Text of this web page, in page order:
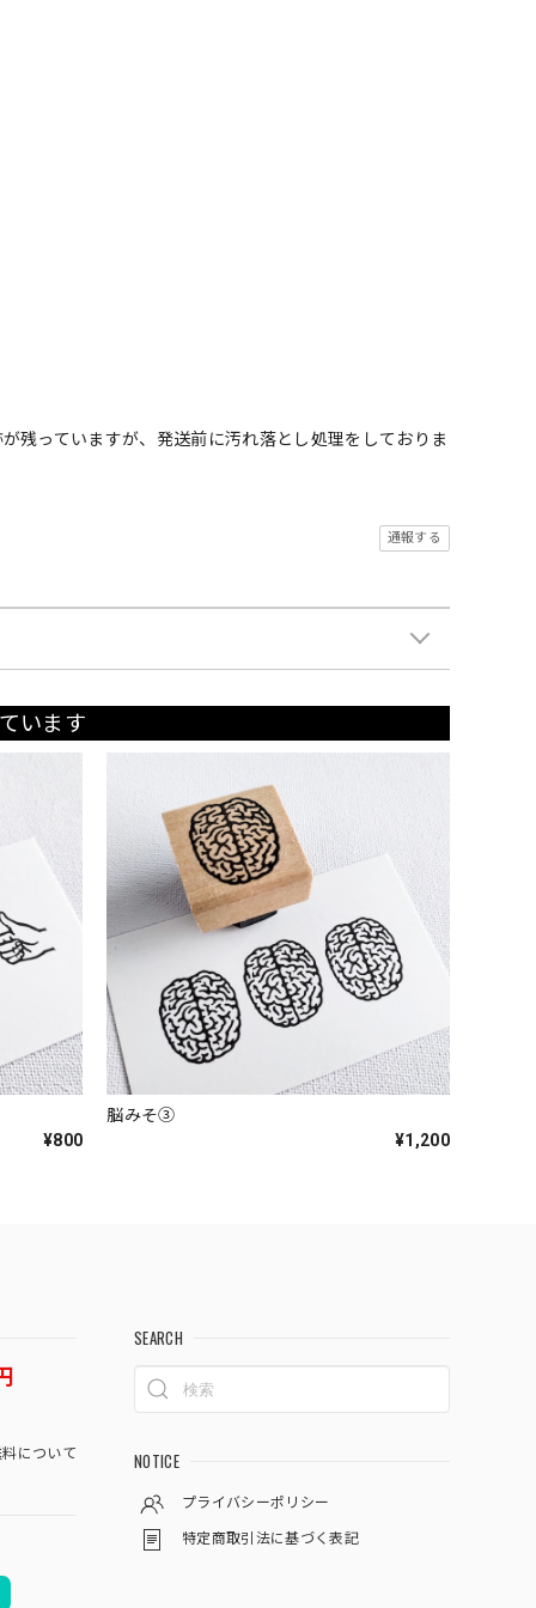
残っていますが、発送前に汚れ落とし処理をしておりま
通報する
います
¥800
脳みそ③
¥1,200
について
SEARCH
NOTICE
プライバシーポリシー
特定商取引法に基づく表記